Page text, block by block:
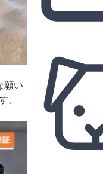
願い
。